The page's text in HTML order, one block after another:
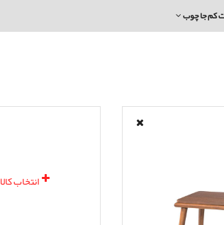
کم جا چوب
انتخاب کالا